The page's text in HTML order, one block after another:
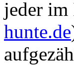
jeder im
hunte.de